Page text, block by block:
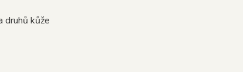
druhů kůže